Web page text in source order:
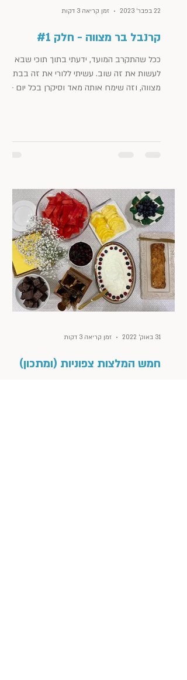
קרנבל בר מצווה - חלק #1
ככל שהתקרב המועד, ידעתי בתוך תוכי שבא לי
לעשות את זה שוב. עשיתי ללורי את זה בבת
מצווה, וזה שימח אותה מאד וסיקרן בכל יום -
22 בפבר׳ 2023 זמן קריאה 3 דקות
חמש המלצות צפוניות (ומתכון)
31 באוק׳ 2022 זמן קריאה 3 דקות